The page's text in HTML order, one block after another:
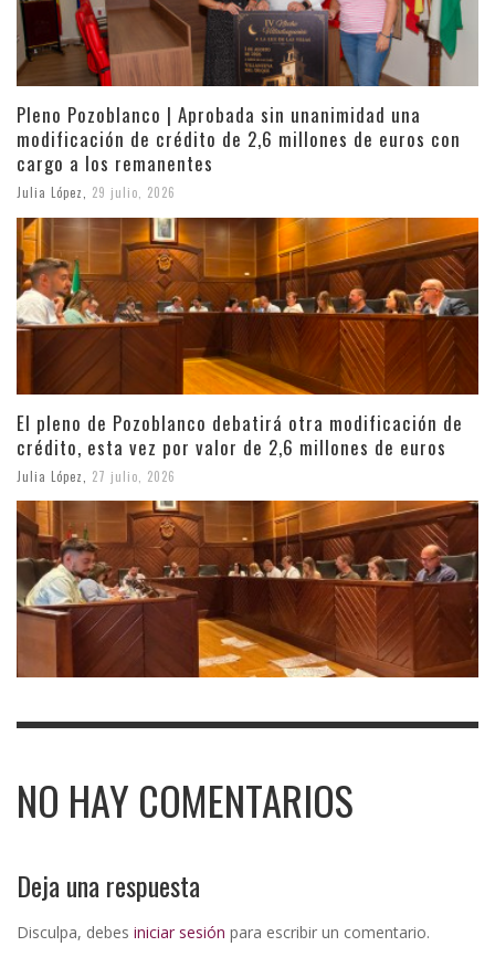
Pleno Pozoblanco | Aprobada sin unanimidad una
modificación de crédito de 2,6 millones de euros con
cargo a los remanentes
Julia López 29 julio, 2026
El pleno de Pozoblanco debatirá otra modificación de
crédito, esta vez por valor de 2,6 millones de euros
Julia López 27 julio, 2026
NO HAY COMENTARIOS
Deja una respuesta
Disculpa, debes iniciar sesión para escribir un comentario.